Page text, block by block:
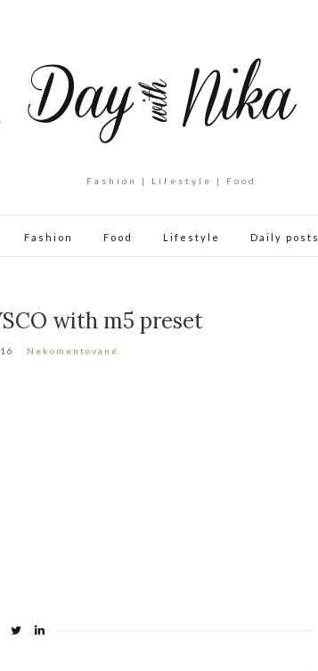
Fashion | Lifestyle | Food
Fashion Food Lifestyle Daily posts
with m5 preset
Nekomentované